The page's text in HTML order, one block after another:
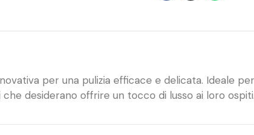
per una pulizia efficace e delicata. Ideale
desiderano offrire un tocco di lusso ai loro ospiti.